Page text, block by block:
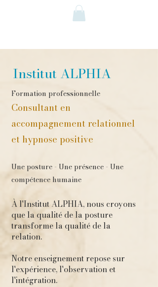
Institut ALPHIA
Formation professionnelle
Consultant en
accompagnement relationnel
et hypnose positive
Une posture - Une présence - Une
compétence humaine
À l'Institut ALPHIA, nous croyons
que la qualité de la posture
transforme la qualité de la
relation.
Notre enseignement repose sur
l'expérience, l'observation et
l'intégration.